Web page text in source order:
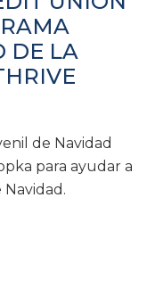
DE LA
de Navidad
para ayudar a